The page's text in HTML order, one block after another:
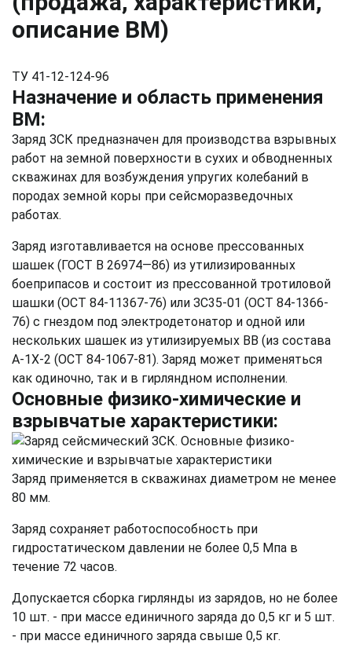
описание ВМ)
ТУ 41-12-124-96
Назначение и область применения
ВМ:
Заряд ЗСК предназначен для производства взрывных
работ на земной поверхности в сухих и обводненных
скважинах для возбуждения упругих колебаний в
породах земной коры при сейсморазведочных
работах.
Заряд изготавливается на основе прессованных
шашек (ГОСТ В 26974—86) из утилизированных
боеприпасов и состоит из прессованной тротиловой
шашки (ОСТ 84-11367-76) или ЗС35-01 (ОСТ 84-1366-
76) с гнездом под электродетонатор и одной или
нескольких шашек из утилизируемых ВВ (из состава
А-1Х-2 (ОСТ 84-1067-81). Заряд может применяться
как одиночно, так и в гирляндном исполнении.
Основные физико-химические и
взрывчатые характеристики:
Заряд применяется в скважинах диаметром не менее
80 мм.
Заряд сохраняет работоспособность при
гидростатическом давлении не более 0,5 Мпа в
течение 72 часов.
Допускается сборка гирлянды из зарядов, но не более
10 шт. - при массе единичного заряда до 0,5 кг и 5 шт.
- при массе единичного заряда свыше 0,5 кг.